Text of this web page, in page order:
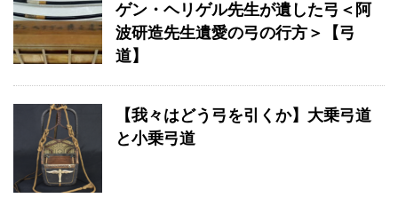
ゲン・ヘリゲル先生が遺した弓＜阿
波研造先生遺愛の弓の行方＞【弓
道】
【我々はどう弓を引くか】大乗弓道
と小乗弓道